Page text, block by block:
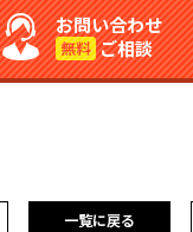
お問い合わせ
無料 ご相談
一覧に戻る